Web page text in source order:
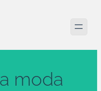
moda